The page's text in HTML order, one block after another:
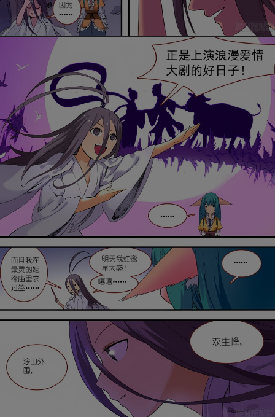
是否前往腾漫App继续阅读
立即前往
取消